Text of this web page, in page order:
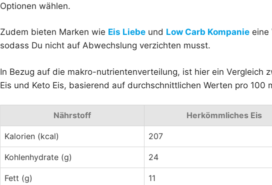
Optionen wählen.
Zudem bieten Marken wie Eis Liebe und Low Carb Kompanie eine
sodass Du nicht auf Abwechslung verzichten musst.
In Bezug auf die makro-nutrientenverteilung, ist hier ein Vergleich
Eis und Keto Eis, basierend auf durchschnittlichen Werten pro 100
Nährstoff Herkömmliches Eis
Kalorien (kcal) 207
Kohlenhydrate (g) 24
Fett (g) 11